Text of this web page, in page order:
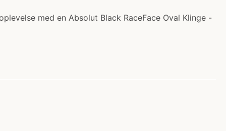
med en Absolut Black RaceFace Oval Klinge -